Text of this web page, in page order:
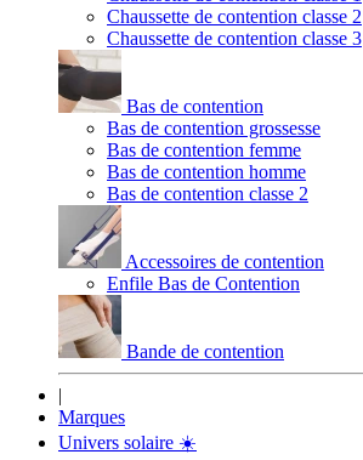
Chaussette de contention classe 2
Chaussette de contention classe 3
Bas de contention
Bas de contention grossesse
Bas de contention femme
Bas de contention homme
Bas de contention classe 2
Accessoires de contention
Enfile Bas de Contention
Bande de contention
|
Marques
Univers solaire ☀️